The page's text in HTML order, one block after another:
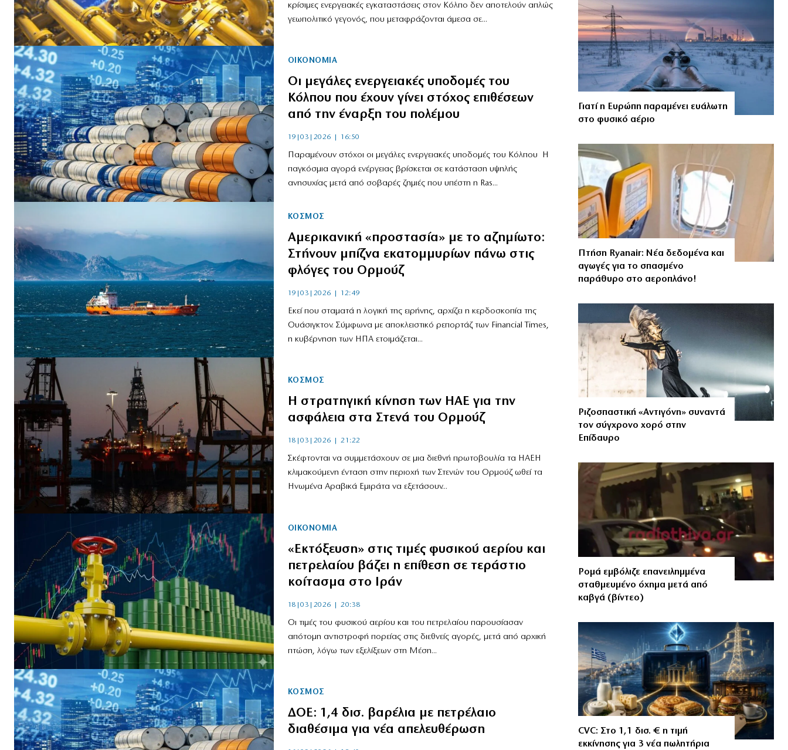
κρίσιμες ενεργειακές εγκαταστάσεις στον Κόλπο δεν αποτελούν απλώς
γεωπολιτικό γεγονός, που μεταφράζονται άμεσα σε...
ΟΙΚΟΝΟΜΙΑ
Οι μεγάλες ενεργειακές υποδομές του
Κόλπου που έχουν γίνει στόχος επιθέσεων
από την έναρξη του πολέμου
19|03|2026 | 16:50
Παραμένουν στόχοι οι μεγάλες ενεργειακές υποδομές του Κόλπου Η
παγκόσμια αγορά ενέργειας βρίσκεται σε κατάσταση υψηλής
ανησυχίας μετά από σοβαρές ζημιές που υπέστη η Ras...
ΚΟΣΜΟΣ
Αμερικανική «προστασία» με το αζημίωτο:
Στήνουν μπίζνα εκατομμυρίων πάνω στις
φλόγες του Ορμούζ
19|03|2026 | 12:49
Εκεί που σταματά η λογική της ειρήνης, αρχίζει η κερδοσκοπία της
Ουάσιγκτον. Σύμφωνα με αποκλειστικό ρεπορτάζ των Financial Times,
η κυβέρνηση των ΗΠΑ ετοιμάζεται...
ΚΟΣΜΟΣ
Η στρατηγική κίνηση των ΗΑΕ για την
ασφάλεια στα Στενά του Ορμούζ
18|03|2026 | 21:22
Σκέφτονται να συμμετάσχουν σε μια διεθνή πρωτοβουλία τα ΗΑΕΗ
κλιμακούμενη ένταση στην περιοχή των Στενών του Ορμούζ ωθεί τα
Ηνωμένα Αραβικά Εμιράτα να εξετάσουν...
ΟΙΚΟΝΟΜΙΑ
«Εκτόξευση» στις τιμές φυσικού αερίου και
πετρελαίου βάζει η επίθεση σε τεράστιο
κοίτασμα στο Ιράν
18|03|2026 | 20:38
Οι τιμές του φυσικού αερίου και του πετρελαίου παρουσίασαν
απότομη αντιστροφή πορείας στις διεθνείς αγορές, μετά από αρχική
πτώση, λόγω των εξελίξεων στη Μέση...
ΚΟΣΜΟΣ
ΔΟΕ: 1,4 δισ. βαρέλια με πετρέλαιο
διαθέσιμα για νέα απελευθέρωση
Γιατί η Ευρώπη παραμένει ευάλωτη
στο φυσικό αέριο
Πτήση Ryanair: Νέα δεδομένα και
αγωγές για το σπασμένο
παράθυρο στο αεροπλάνο!
Ριζοσπαστική «Αντιγόνη» συναντά
τον σύγχρονο χορό στην
Επίδαυρο
Ρομά εμβόλιζε επανειλημμένα
σταθμευμένο όχημα μετά από
καβγά (βίντεο)
CVC: Στο 1,1 δισ. € η τιμή
εκκίνησης για 3 νέα πωλητήρια